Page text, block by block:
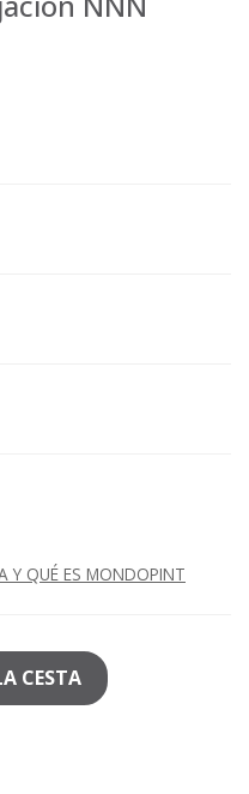
Y QUÉ ES MONDOPINT
CESTA